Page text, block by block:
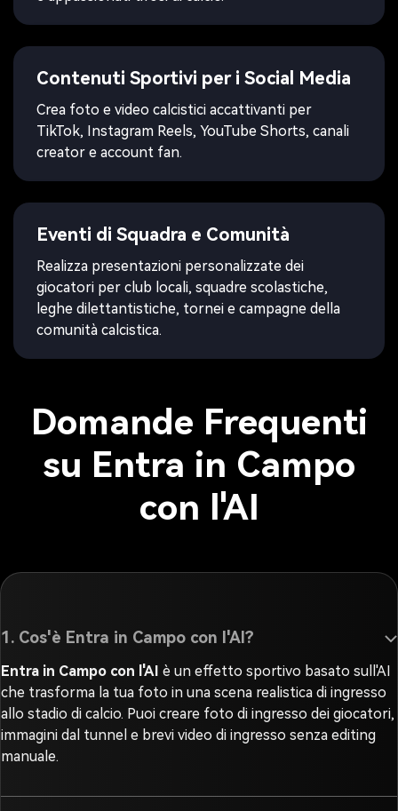
Contenuti Sportivi per i Social Media
Crea foto e video calcistici accattivanti per
TikTok, Instagram Reels, YouTube Shorts, canali
creator e account fan.
Eventi di Squadra e Comunità
Realizza presentazioni personalizzate dei
giocatori per club locali, squadre scolastiche,
leghe dilettantistiche, tornei e campagne della
comunità calcistica.
Domande Frequenti
su Entra in Campo
con l'AI
1. Cos'è Entra in Campo con l'AI?
Entra in Campo con l'AI è un effetto sportivo basato sull'AI
che trasforma la tua foto in una scena realistica di ingresso
allo stadio di calcio. Puoi creare foto di ingresso dei giocatori,
immagini dal tunnel e brevi video di ingresso senza editing
manuale.